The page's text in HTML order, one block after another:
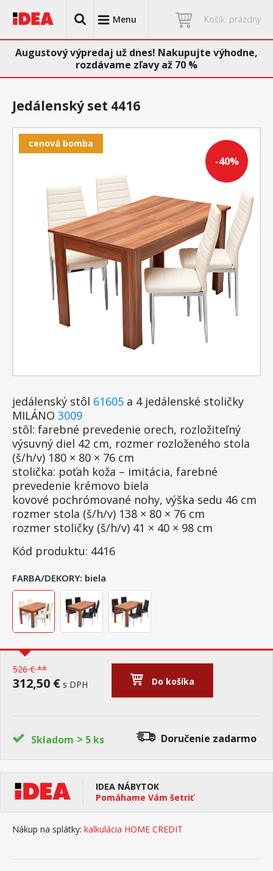
Menu Košík: prázdny
Augustový výpredaj už dnes! Nakupujte výhodne,
rozdávame zľavy až 70 %
-40%
cenová bomba
Jedálenský set 4416
jedálenský stôl 61605 a 4 jedálenské stoličky
MILÁNO 3009
stôl: farebné prevedenie orech, rozložiteľný
výsuvný diel 42 cm, rozmer rozloženého stola
(š/h/v) 180 × 80 × 76 cm
stolička: poťah koža – imitácia, farebné
prevedenie krémovo biela
kovové pochrómované nohy, výška sedu 46 cm
rozmer stola (š/h/v) 138 × 80 × 76 cm
rozmer stoličky (š/h/v) 41 × 40 × 98 cm
Kód produktu: 4416
FARBA/DEKORY: biela
526 € **
312,50 € s DPH Do košíka
Skladom > 5 ks Doručenie zadarmo
IDEA NÁBYTOK
Pomáhame Vám šetriť
Nákup na splátky: kalkulácia HOME CREDIT